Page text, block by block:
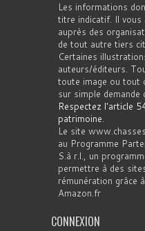
Les informations
titre indicatif. Il
auprès des
de tout autre tiers
Certaines
auteurs/éditeurs.
toute image ou tout
sur simple
Respectez l'article
patrimoine.
Le site
au Programme
S.à r.l., un
permettre à des
rémunération grâce
Amazon.fr
CONNEXION